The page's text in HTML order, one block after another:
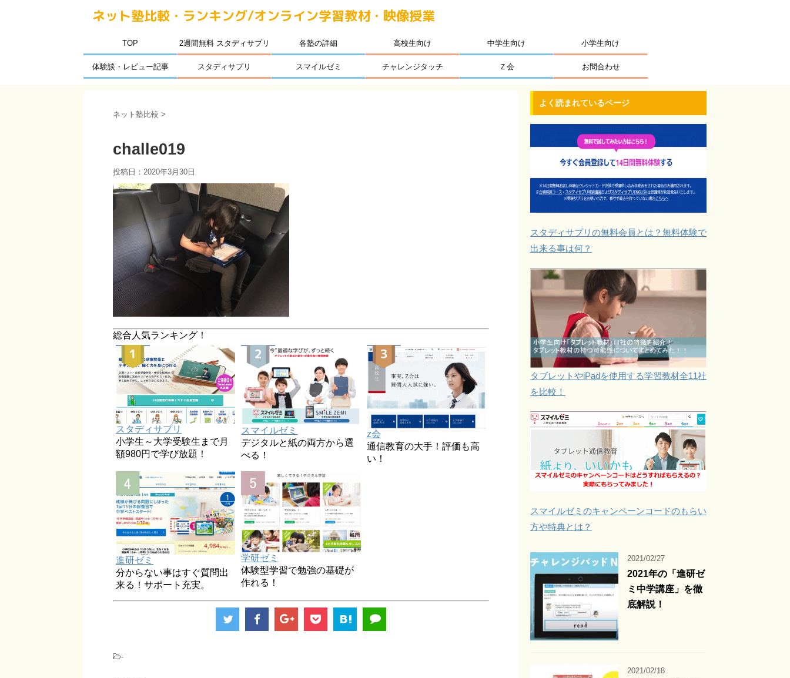
ネット塾比較・ランキング/オンライン学習教材・映像授業
TOP 2週間無料 スタディサプリ 各塾の詳細 高校生向け 中学生向け 小学生向け
体験談・レビュー記事 スタディサプリ スマイルゼミ チャレンジタッチ Ｚ会 お問合わせ
ネット塾比較 >
challe019
投稿日： 2020年3月30日
総合人気ランキング！
スタディサプリ
小学生～大学受験生まで月
額980円で学び放題！
スマイルゼミ
デジタルと紙の両方から選
べる！
z会
通信教育の大手！評価も高
い！
進研ゼミ
分からない事はすぐ質問出
来る！サポート充実。
学研ゼミ
体験型学習で勉強の基礎が
作れる！
-
よく読まれているページ
スタディサプリの無料会員とは？無料体験で
出来る事は何？
タブレットやiPadを使用する学習教材全11社
を比較！
スマイルゼミのキャンペーンコードのもらい
方や特典とは？
2021/02/27
2021年の「進研ゼ
ミ中学講座」を徹
底解説！
2021/02/18